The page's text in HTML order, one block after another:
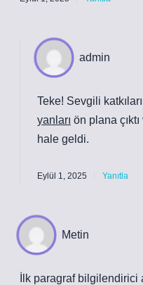
admin
Teke! Sevgili
yanları ön plana
hale geldi.
Eylül 1, 2025 Yanıtla
Metin
İlk paragraf bilgilendirici